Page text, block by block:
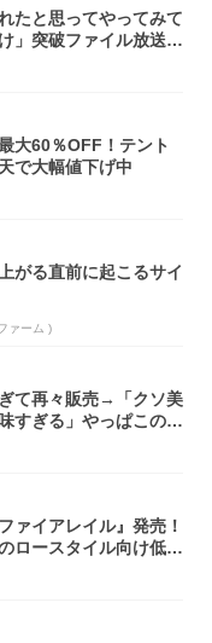
たと思ってやってみて
」突破ファイル放送で
大60％OFF！テント
で大幅値下げ中
がる直前に起こるサイ
ァーム )
て再々販売→「クソ美
すぎる」やっぱこのク
ァイアレイル』発売！
ロースタイル向け低型